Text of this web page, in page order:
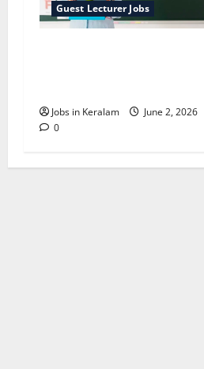
Guest Lecturer Jobs
Jobs in Keralam
June 2, 2026
0